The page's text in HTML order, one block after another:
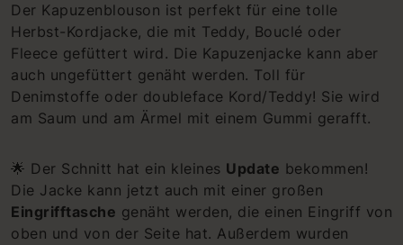
Der Kapuzenblouson ist perfekt für eine tolle
Herbst-Kordjacke, die mit Teddy, Bouclé oder
Fleece gefüttert wird. Die Kapuzenjacke kann aber
auch ungefüttert genäht werden. Toll für
Denimstoffe oder doubleface Kord/Teddy! Sie wird
am Saum und am Ärmel mit einem Gummi gerafft.
🌟 Der Schnitt hat ein kleines Update bekommen!
Die Jacke kann jetzt auch mit einer großen
Eingrifftasche genäht werden, die einen Eingriff von
oben und von der Seite hat. Außerdem wurden